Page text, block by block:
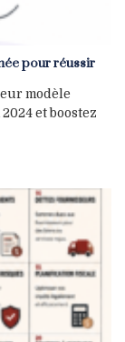
pour réussir
modèle
et boostez